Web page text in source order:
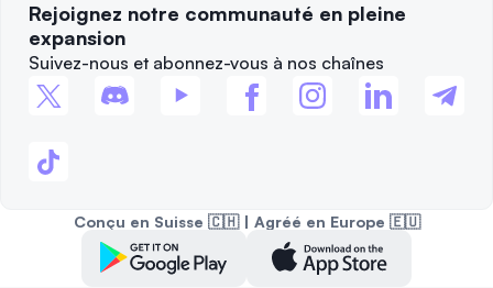
Rejoignez notre communauté en pleine
expansion
Suivez-nous et abonnez-vous à nos chaînes
Conçu en Suisse 🇨🇭 | Agréé en Europe 🇪🇺